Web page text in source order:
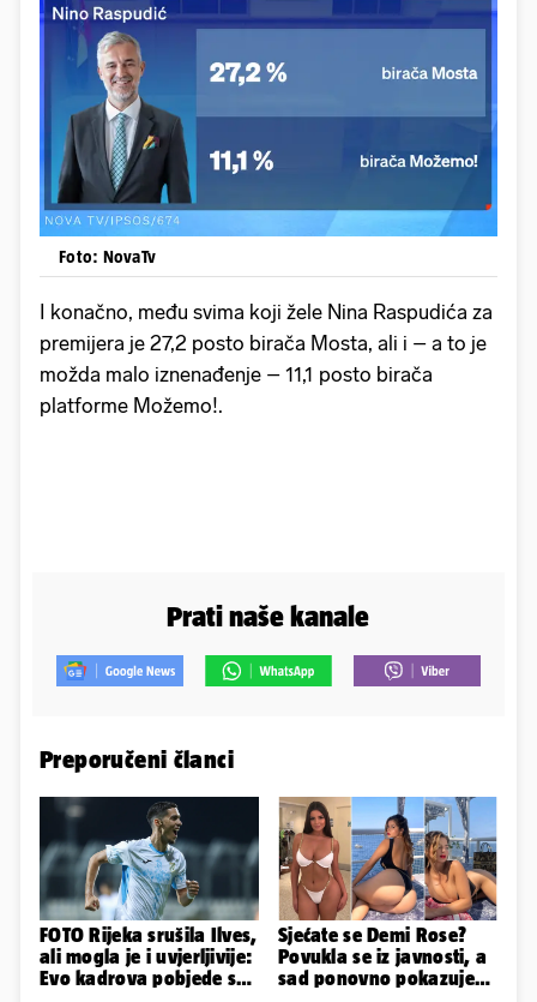
Foto: NovaTv
I konačno, među svima koji žele Nina Raspudića za
premijera je 27,2 posto birača Mosta, ali i – a to je
možda malo iznenađenje – 11,1 posto birača
platforme Možemo!.
Prati naše kanale
Preporučeni članci
FOTO Rijeka srušila Ilves,
ali mogla je i uvjerljivije:
Evo kadrova pobjede s
Sjećate se Demi Rose?
Povukla se iz javnosti, a
sad ponovno pokazuje